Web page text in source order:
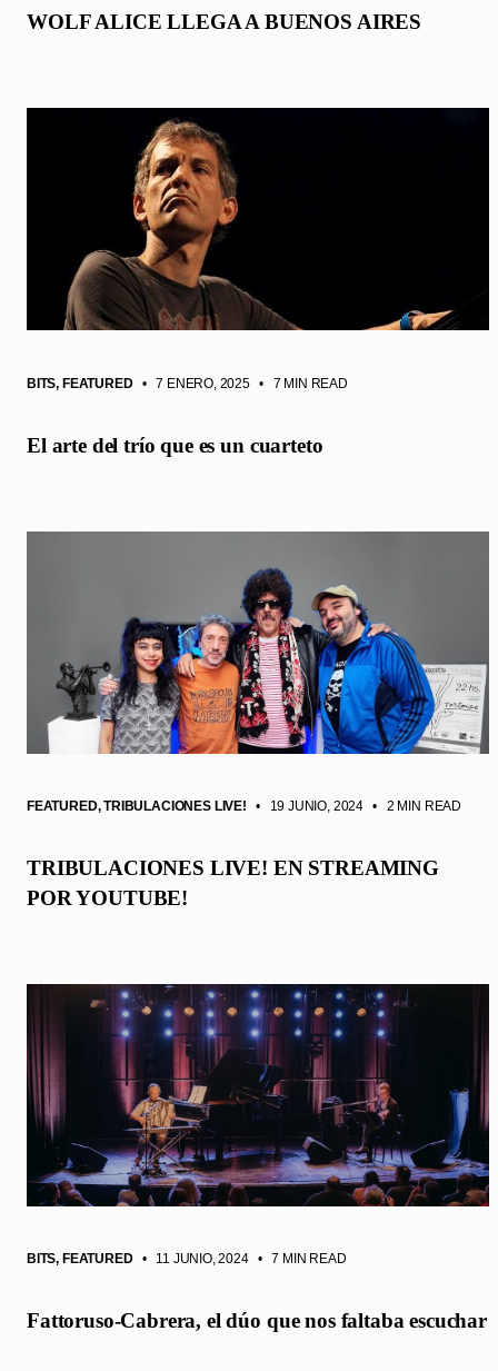
WOLF ALICE LLEGA A BUENOS AIRES
BITS, FEATURED • 7 ENERO, 2025 • 7 MIN READ
El arte del trío que es un cuarteto
FEATURED,TRIBULACIONES LIVE! • 19 JUNIO, 2024 • 2 MIN READ
TRIBULACIONES LIVE! EN STREAMING
POR YOUTUBE!
BITS, FEATURED • 11 JUNIO, 2024 • 7 MIN READ
Fattoruso-Cabrera, el dúo que nos faltaba escuchar